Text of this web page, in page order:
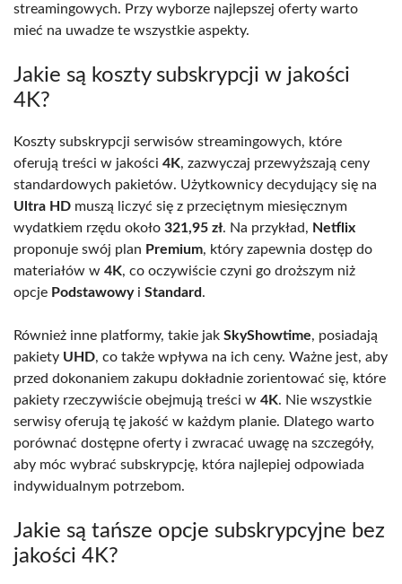
streamingowych. Przy wyborze najlepszej oferty warto
mieć na uwadze te wszystkie aspekty.
Jakie są koszty subskrypcji w jakości
4K?
Koszty subskrypcji serwisów streamingowych, które
oferują treści w jakości 4K, zazwyczaj przewyższają ceny
standardowych pakietów. Użytkownicy decydujący się na
Ultra HD muszą liczyć się z przeciętnym miesięcznym
wydatkiem rzędu około 321,95 zł. Na przykład, Netflix
proponuje swój plan Premium, który zapewnia dostęp do
materiałów w 4K, co oczywiście czyni go droższym niż
opcje Podstawowyi Standard.
Również inne platformy, takie jak SkyShowtime, posiadają
pakiety UHD, co także wpływa na ich ceny. Ważne jest, aby
przed dokonaniem zakupu dokładnie zorientować się, które
pakiety rzeczywiście obejmują treści w 4K. Nie wszystkie
serwisy oferują tę jakość w każdym planie. Dlatego warto
porównać dostępne oferty i zwracać uwagę na szczegóły,
aby móc wybrać subskrypcję, która najlepiej odpowiada
indywidualnym potrzebom.
Jakie są tańsze opcje subskrypcyjne bez
jakości 4K?